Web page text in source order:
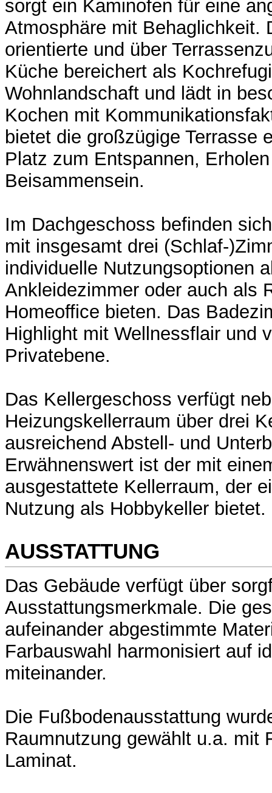
sorgt ein Kaminofen für eine
Atmosphäre mit Behaglichkeit.
orientierte und über
Küche bereichert als
Wohnlandschaft und lädt in
Kochen mit
bietet die großzügige Terrasse
Platz zum Entspannen,
Beisammensein.
Im Dachgeschoss befinden
mit insgesamt drei (Schlaf-
individuelle Nutzungsoptionen
Ankleidezimmer oder auch als
Homeoffice bieten. Das
Highlight mit Wellnessflair und
Privatebene.
Das Kellergeschoss verfügt
Heizungskellerraum über drei
ausreichend Abstell- und
Erwähnenswert ist der mit
ausgestattete Kellerraum, der
Nutzung als Hobbykeller bietet.
AUSSTATTUNG
Das Gebäude verfügt über
Ausstattungsmerkmale. Die
aufeinander abgestimmte
Farbauswahl harmonisiert auf
miteinander.
Die Fußbodenausstattung
Raumnutzung gewählt u.a. mit
Laminat.